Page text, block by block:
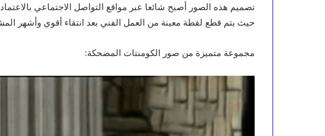
تصميم هذه الصور أصبح شائعا عبر مواقع التواصل الاجتماعي
حيث يتم قطع لقطة معينة من العمل الفني بعد انتقاء أقوي وأشهر
مجموعة متميزة من صور الكومنتات المضحكة: